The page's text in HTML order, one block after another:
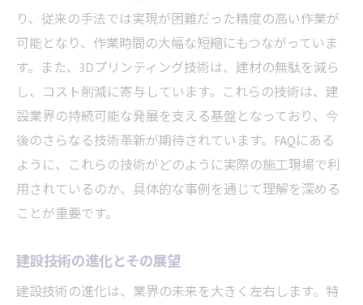
IoTがもたらす建設現場の変革
施工現場を変えるIoT活用の実際
IoT技術で進化する建設の未来
環境配慮型建設手法の重要性
持続可能な建設のための手法とは
環境配慮が求められる建設業界
エコフレンドリーな建設技術の展望
環境に優しい建設手法の導入事例
環境を考慮した建設の未来像
建設業界における技術進歩の影響
り、従来の手法では実現が困難だった精度の高い作業が
可能となり、作業時間の大幅な短縮にもつながっていま
す。また、3Dプリンティング技術は、建材の無駄を減ら
し、コスト削減に寄与しています。これらの技術は、建
設業界の持続可能な発展を支える基盤となっており、今
後のさらなる技術革新が期待されています。FAQにある
ように、これらの技術がどのように実際の施工現場で利
用されているのか、具体的な事例を通じて理解を深める
ことが重要です。
建設技術の進化とその展望
建設技術の進化は、業界の未来を大きく左右します。特